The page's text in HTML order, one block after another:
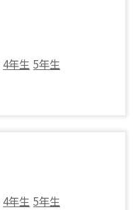
4年生 5年生
4年生 5年生